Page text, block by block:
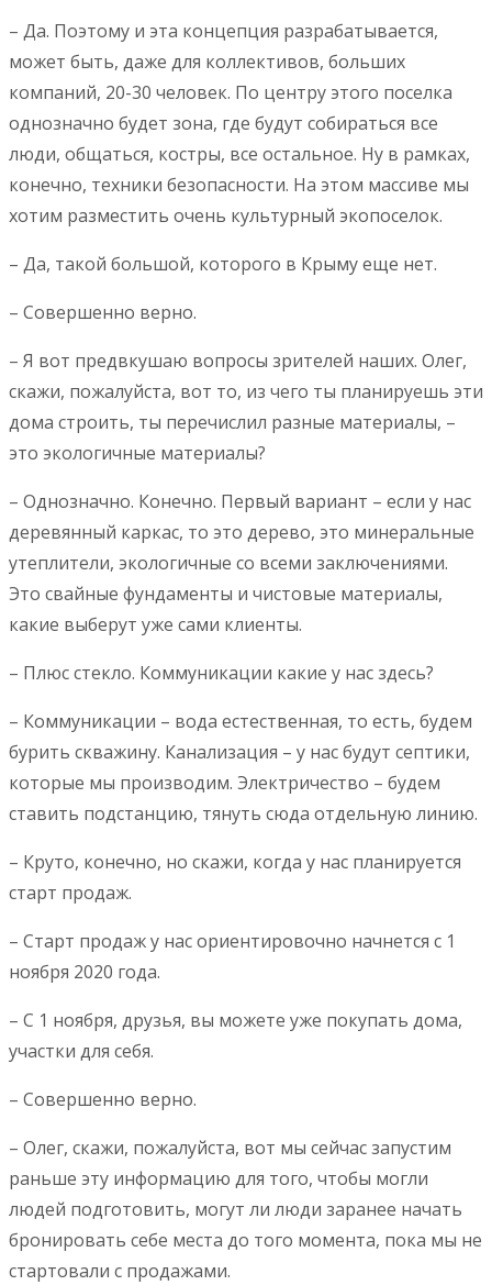
– Да. Поэтому и эта концепция разрабатывается,
может быть, даже для коллективов, больших
компаний, 20-30 человек. По центру этого поселка
однозначно будет зона, где будут собираться все
люди, общаться, костры, все остальное. Ну в рамках,
конечно, техники безопасности. На этом массиве мы
хотим разместить очень культурный экопоселок.
– Да, такой большой, которого в Крыму еще нет.
– Совершенно верно.
– Я вот предвкушаю вопросы зрителей наших. Олег,
скажи, пожалуйста, вот то, из чего ты планируешь эти
дома строить, ты перечислил разные материалы, –
это экологичные материалы?
– Однозначно. Конечно. Первый вариант – если у нас
деревянный каркас, то это дерево, это минеральные
утеплители, экологичные со всеми заключениями.
Это свайные фундаменты и чистовые материалы,
какие выберут уже сами клиенты.
– Плюс стекло. Коммуникации какие у нас здесь?
– Коммуникации – вода естественная, то есть, будем
бурить скважину. Канализация – у нас будут септики,
которые мы производим. Электричество – будем
ставить подстанцию, тянуть сюда отдельную линию.
– Круто, конечно, но скажи, когда у нас планируется
старт продаж.
– Старт продаж у нас ориентировочно начнется с 1
ноября 2020 года.
– С 1 ноября, друзья, вы можете уже покупать дома,
участки для себя.
– Совершенно верно.
– Олег, скажи, пожалуйста, вот мы сейчас запустим
раньше эту информацию для того, чтобы могли
людей подготовить, могут ли люди заранее начать
бронировать себе места до того момента, пока мы не
стартовали с продажами.